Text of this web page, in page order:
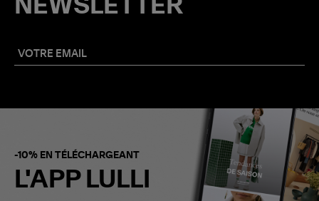
NEWSLETTER
-10% EN TÉLÉCHARGEANT
L'APP LULLI